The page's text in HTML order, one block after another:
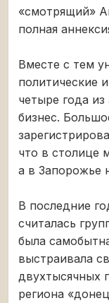
«смотрящий»
полная
Вместе с тем
политические
четыре года
бизнес.
что в столице
а в Запорожье
В последние
считалась
была
выстраивала
двухтысячных
региона